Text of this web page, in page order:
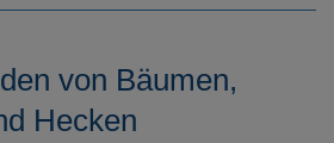
von Bäumen,
Hecken